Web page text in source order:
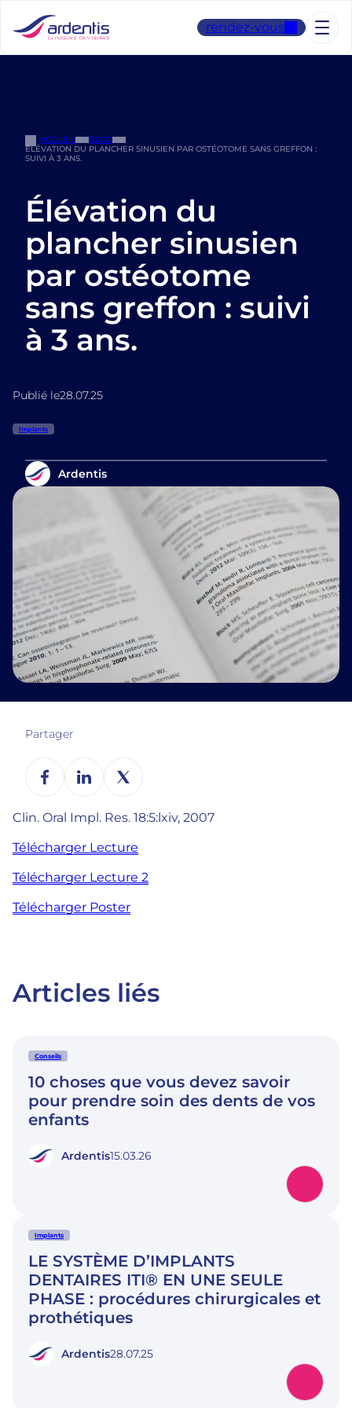
contenu
rendez-vous
ACCUEIL
BLOG
ÉLÉVATION DU PLANCHER SINUSIEN PAR OSTÉOTOME SANS GREFFON :
SUIVI À 3 ANS.
Élévation du
plancher sinusien
par ostéotome
sans greffon : suivi
à 3 ans.
Publié le28.07.25
Implants
Ardentis
Partager
Clin. Oral Impl. Res. 18:5:lxiv, 2007
Télécharger Lecture
Télécharger Lecture 2
Télécharger Poster
Articles liés
Conseils
10 choses que vous devez savoir
pour prendre soin des dents de vos
enfants
Ardentis15.03.26
Implants
LE SYSTÈME D’IMPLANTS
DENTAIRES ITI® EN UNE SEULE
PHASE : procédures chirurgicales et
prothétiques
Ardentis28.07.25